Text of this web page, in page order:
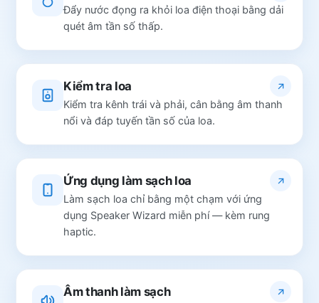
Đẩy nước đọng ra khỏi loa điện thoại bằng dải
quét âm tần số thấp.
Kiểm tra loa
Kiểm tra kênh trái và phải, cân bằng âm thanh
nổi và đáp tuyến tần số của loa.
Ứng dụng làm sạch loa
Làm sạch loa chỉ bằng một chạm với ứng
dụng Speaker Wizard miễn phí — kèm rung
haptic.
Âm thanh làm sạch